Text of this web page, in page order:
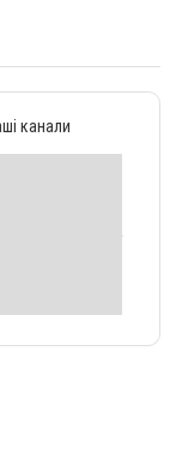
канали